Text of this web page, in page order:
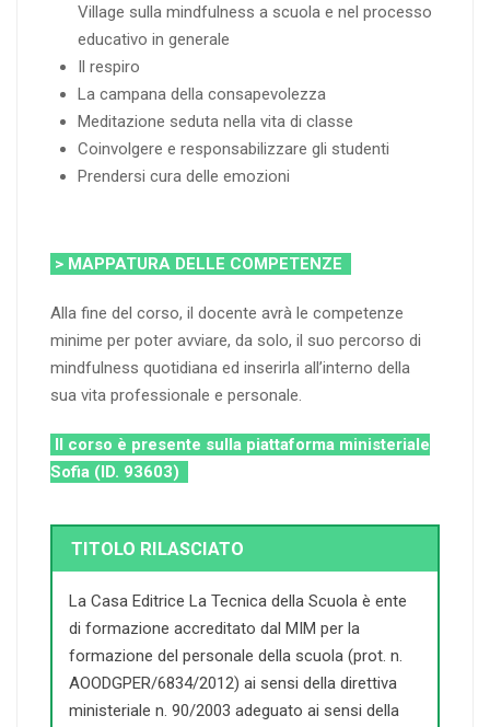
Village sulla mindfulness a scuola e nel processo
educativo in generale
Il respiro
La campana della consapevolezza
Meditazione seduta nella vita di classe
Coinvolgere e responsabilizzare gli studenti
Prendersi cura delle emozioni
> MAPPATURA DELLE COMPETENZE
Alla fine del corso, il docente avrà le competenze
minime per poter avviare, da solo, il suo percorso di
mindfulness quotidiana ed inserirla all’interno della
sua vita professionale e personale.
Il corso è presente sulla piattaforma ministeriale
Sofia (ID. 93603)
TITOLO RILASCIATO
La Casa Editrice La Tecnica della Scuola è ente
di formazione accreditato dal MIM per la
formazione del personale della scuola (prot. n.
AOODGPER/6834/2012) ai sensi della direttiva
ministeriale n. 90/2003 adeguato ai sensi della